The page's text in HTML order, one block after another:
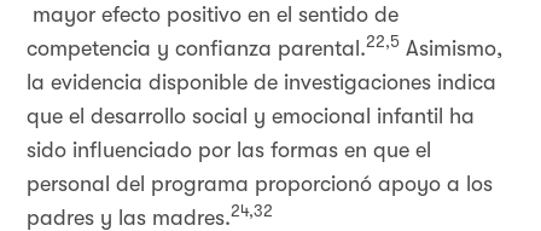
mayor efecto positivo en el sentido de
competencia y confianza parental.22,5 Asimismo,
la evidencia disponible de investigaciones indica
que el desarrollo social y emocional infantil ha
sido influenciado por las formas en que el
personal del programa proporcionó apoyo a los
padres y las madres.24,32